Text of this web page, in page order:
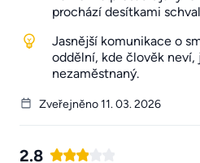
prochází desítkami
Jasnější komunikace o
oddělní, kde člověk
nezaměstnaný.
Zveřejněno 11. 03. 2026
2.8